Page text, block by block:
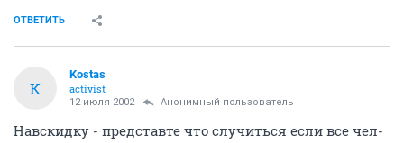
ОТВЕТИТЬ
K
Kostas
activist
12 июля 2002 Анонимный пользователь
Навскидку - представте что случиться если все чел-